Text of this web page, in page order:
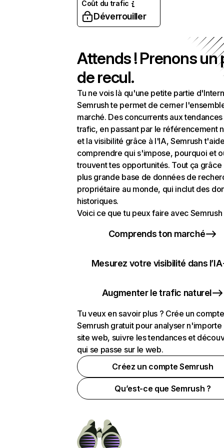
Coût du trafic
Déverrouiller
Attends ! Prenons un
de recul.
Tu ne vois là qu'une petite partie
Semrush te permet de cerner
marché. Des concurrents aux
trafic, en passant par le référencement
et la visibilité grâce à l'IA, Semrush
comprendre qui s'impose, pourquoi et
trouvent tes opportunités. Tout ça grâce
plus grande base de données de
propriétaire au monde, qui inclut des
historiques.
Voici ce que tu peux faire avec Semrush
Comprends ton marché
Mesurez votre visibilité dans l’IA
Augmenter le trafic naturel
Tu veux en savoir plus ? Crée un compte
Semrush gratuit pour analyser n'importe
site web, suivre les tendances et
qui se passe sur le web.
Créez un compte Semrush
Qu’est-ce que Semrush ?